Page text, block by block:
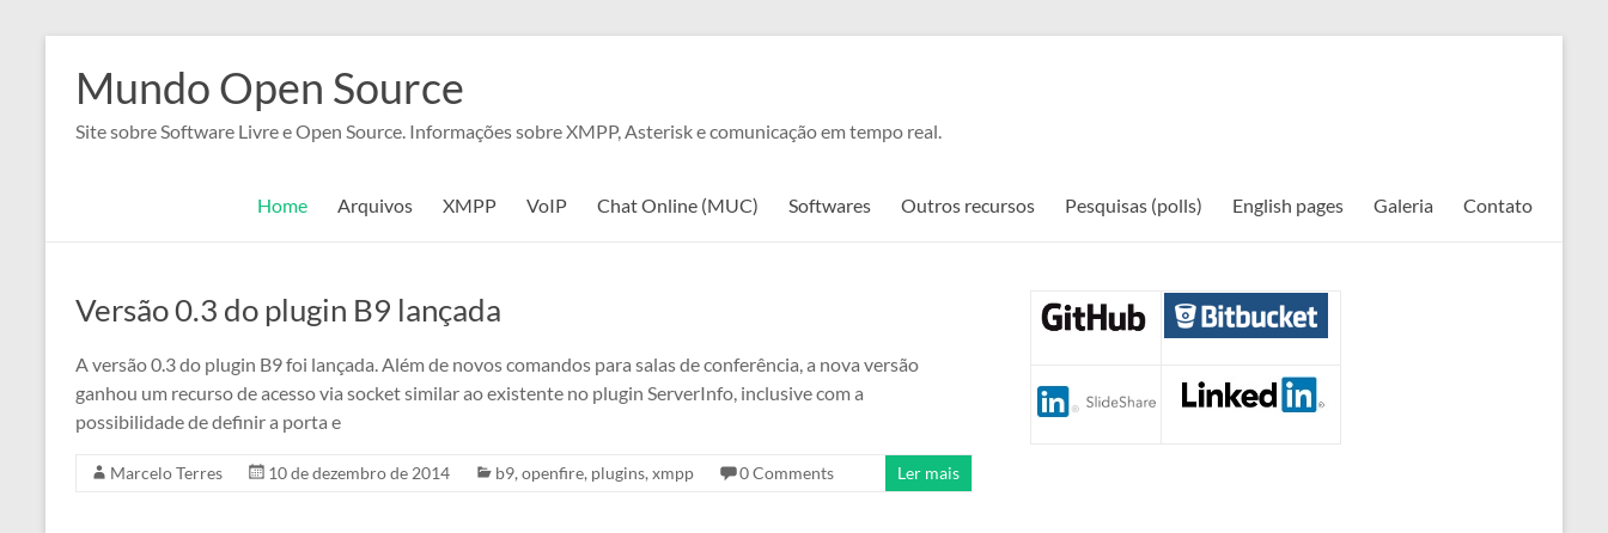
paraMundo Open Source
Site sobre Software Livre e Open Source. Informações sobre XMPP, Asterisk e comunicação em tempo real.
Home Arquivos XMPP VoIP Chat Online (MUC) Softwares Outros recursos Pesquisas (polls) English pages Galeria Contato
Versão 0.3 do plugin B9 lançada
A versão 0.3 do plugin B9 foi lançada. Além de novos comandos para salas de conferência, a nova versão
ganhou um recurso de acesso via socket similar ao existente no plugin ServerInfo, inclusive com a
possibilidade de definir a porta e
Marcelo Terres 10 de dezembro de 2014 b9, openfire, plugins, xmpp 0 Comments Ler mais